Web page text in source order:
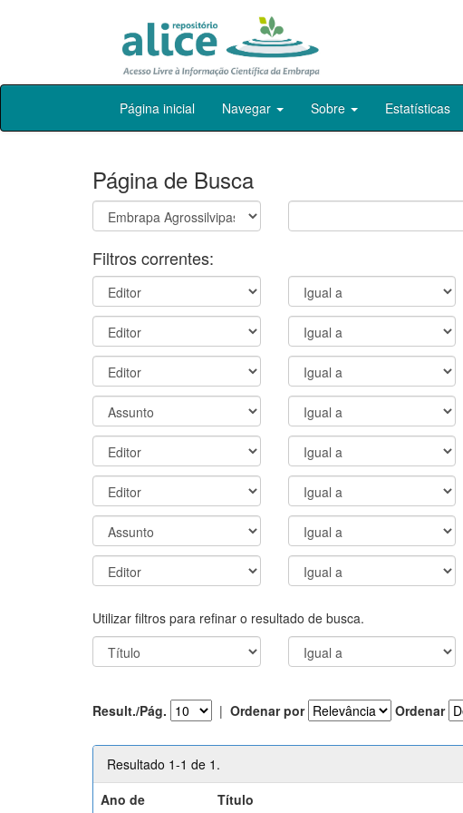
Skip
Página inicial Navegar Sobre Estatísticas
Página de Busca
Filtros correntes:
Utilizar filtros para refinar o resultado de busca.
Result./Pág. | Ordenar por Ordenar
Resultado 1-1 de 1.
Ano de
Título